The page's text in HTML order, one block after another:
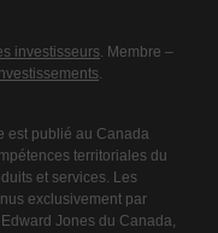
investisseurs. Membre –
.
est publié au Canada
territoriales du
et services. Les
exclusivement par
Jones du Canada,